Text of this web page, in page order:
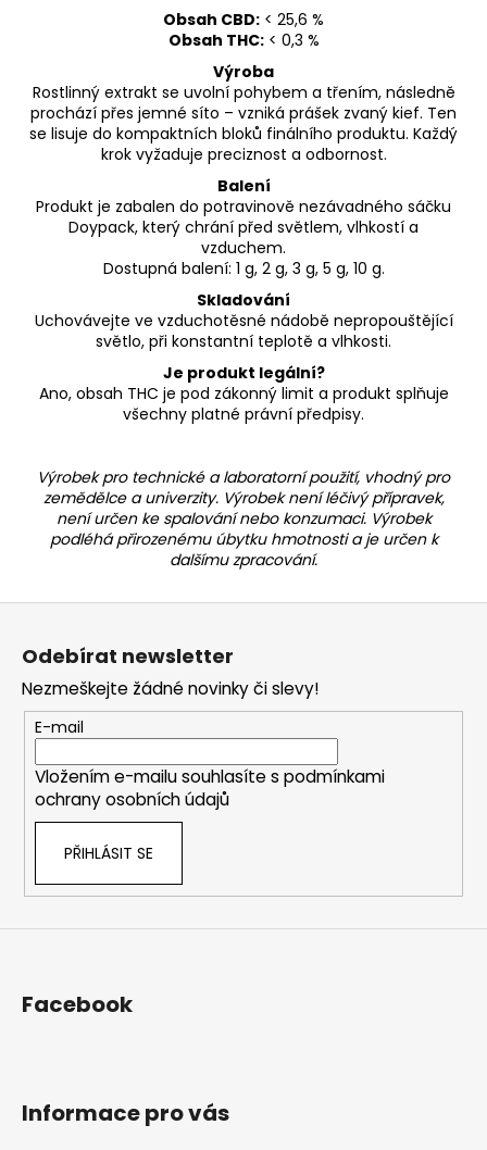
Obsah CBD: < 25,6 %
Obsah THC:< 0,3 %
Výroba
Rostlinný extrakt se uvolní pohybem a třením, následně
prochází přes jemné síto – vzniká prášek zvaný kief. Ten
se lisuje do kompaktních bloků finálního produktu. Každý
krok vyžaduje preciznost a odbornost.
Balení
Produkt je zabalen do potravinově nezávadného sáčku
Doypack, který chrání před světlem, vlhkostí a
vzduchem.
Dostupná balení: 1 g, 2 g, 3 g, 5 g, 10 g.
Skladování
Uchovávejte ve vzduchotěsné nádobě nepropouštějící
světlo, při konstantní teplotě a vlhkosti.
Je produkt legální?
Ano, obsah THC je pod zákonný limit a produkt splňuje
všechny platné právní předpisy.
Výrobek pro technické a laboratorní použití, vhodný pro
zemědělce a univerzity. Výrobek není léčivý přípravek,
není určen ke spalování nebo konzumaci. Výrobek
podléhá přirozenému úbytku hmotnosti a je určen k
dalšímu zpracování.
Z
Odebírat newsletter
Nezmeškejte žádné novinky či slevy!
E-mail
Vložením e-mailu souhlasíte s podmínkami
ochrany osobních údajů
PŘIHLÁSIT SE
Facebook
Informace pro vás